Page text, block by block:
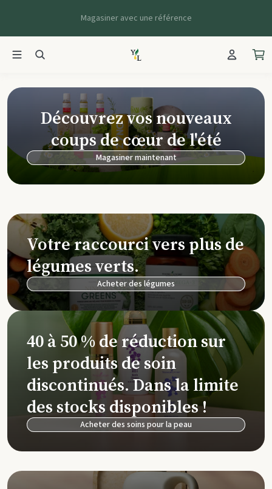
Magasiner avec une référence
Young Living
Découvrez vos nouveaux
coups de cœur de l'été
Magasiner maintenant
Votre raccourci vers plus de
légumes verts.
Acheter des légumes
40 à 50 % de réduction sur
les produits de soin
discontinués. Dans la limite
des stocks disponibles !
Acheter des soins pour la peau